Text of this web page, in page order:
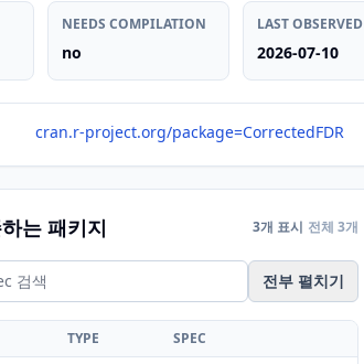
NEEDS COMPILATION
no
LAST OBSERVED
2026-07-10
cran.r-project.org/package=CorrectedFDR
는 패키지 3개 표시 전체 3개
전부 펼치기
TYPE SPEC